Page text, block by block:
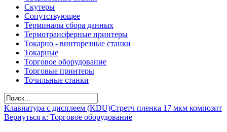
Скутеры
Сопутствующее
Терминалы сбора данных
Термотрансферные принтеры
Токарно - винторезные станки
Токарные
Торговое оборудование
Торговые принтеры
Точильные станки
Клавиатура с дисплеем (KDU)Стретч пленка 17 мкм композит
Вернуться к: Торговое оборудование